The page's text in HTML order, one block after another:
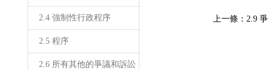
2.4 強制性行政程序
2.5 程序
2.6 所有其他的爭議和訴訟
上一條：2.9